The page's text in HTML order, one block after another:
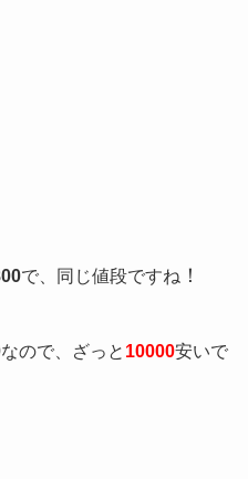
で、同じ値段ですね ！
なので、ざっと 10000安いで